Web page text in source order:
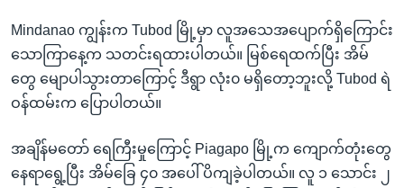
ကျော်
ရန်
Mindanao ကျွန်းက Tubod မြို့မှာ လူအသေအပျောက်ရှိကြောင်း
သောကြာနေ့က သတင်းရထားပါတယ်။ မြစ်ရေထက်ပြီး အိမ်
တွေ မျောပါသွားတာကြောင့် ဒီရွာ လုံး၀ မရှိတော့ဘူးလို့ Tubod ရဲ
ဝန်ထမ်းက ပြောပါတယ်။
အချိန်မတော် ရေကြီးမှုကြောင့် Piagapo မြို့က ကျောက်တုံးတွေ
နေရာရွေ့ပြီး အိမ်ခြေ ၄၀ အပေါ် ပိကျခဲ့ပါတယ်။ လူ ၁ သောင်း ၂